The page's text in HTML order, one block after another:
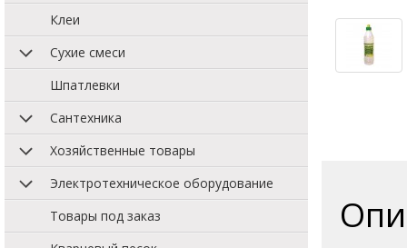
Клеи
Сухие смеси
Шпатлевки
Сантехника
Хозяйственные товары
Электротехническое оборудование
Товары под заказ